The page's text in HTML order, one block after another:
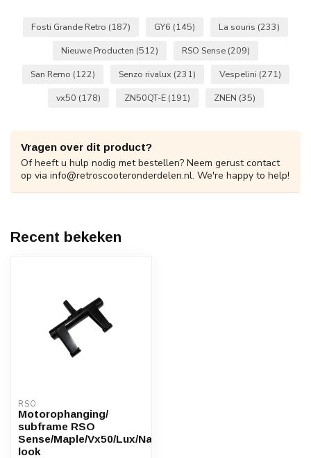
Fosti Grande Retro (187) GY6 (145) La souris (233)
Nieuwe Producten (512) RSO Sense (209)
San Remo (122) Senzo rivalux (231) Vespelini (271)
vx50 (178) ZN50QT-E (191) ZNEN (35)
Vragen over dit product?
Of heeft u hulp nodig met bestellen? Neem gerust contact
op via info@retroscooteronderdelen.nl. We're happy to help!
Recent bekeken
RSO
Motorophanging/
subframe RSO
Sense/Maple/Vx50/Lux/Napoli/vespa-
look